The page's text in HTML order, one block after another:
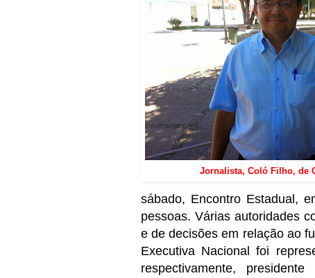
Jornalista, Coló Filho, de
sábado, Encontro Estadual,
pessoas. Várias autoridades
e de decisões em relação ao
Executiva Nacional foi
respectivamente,